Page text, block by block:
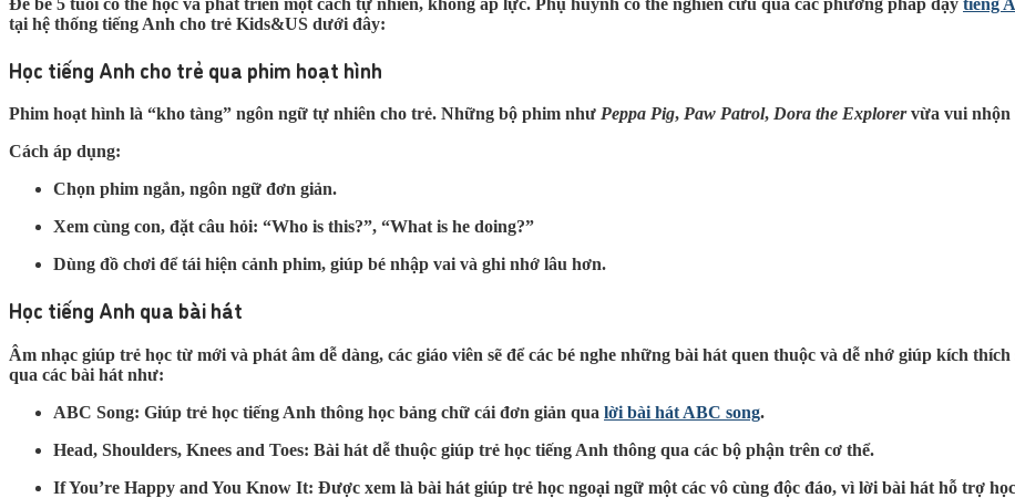
tại hệ thống tiếng Anh cho trẻ Kids&US dưới đây:
Học tiếng Anh cho trẻ qua phim hoạt hình
Phim hoạt hình là “kho tàng” ngôn ngữ tự nhiên cho trẻ. Những bộ phim như Peppa Pig, Paw Patrol, Dora the Explorervừa vui nhộn
Cách áp dụng:
Chọn phim ngắn, ngôn ngữ đơn giản.
Xem cùng con, đặt câu hỏi: “Who is this?”, “What is he doing?”
Dùng đồ chơi để tái hiện cảnh phim, giúp bé nhập vai và ghi nhớ lâu hơn.
Học tiếng Anh qua bài hát
Âm nhạc giúp trẻ học từ mới và phát âm dễ dàng, các giáo viên sẽ để các bé nghe những bài hát quen thuộc và dễ nhớ giúp kích
qua các bài hát như:
ABC Song: Giúp trẻ học tiếng Anh thông học bảng chữ cái đơn giản qua lời bài hát ABC song.
Head, Shoulders, Knees and Toes: Bài hát dễ thuộc giúp trẻ học tiếng Anh thông qua các bộ phận trên cơ thể.
If You’re Happy and You Know It: Được xem là bài hát giúp trẻ học ngoại ngữ một các vô cùng độc đáo, vì lời bài hát hỗ trợ